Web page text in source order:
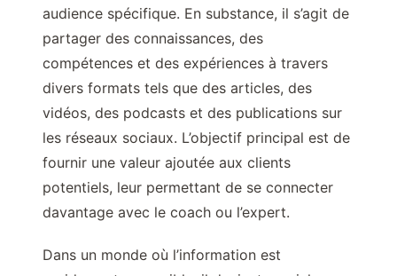
audience spécifique. En substance, il s’agit de
partager des connaissances, des
compétences et des expériences à travers
divers formats tels que des articles, des
vidéos, des podcasts et des publications sur
les réseaux sociaux. L’objectif principal est de
fournir une valeur ajoutée aux clients
potentiels, leur permettant de se connecter
davantage avec le coach ou l’expert.
Dans un monde où l’information est